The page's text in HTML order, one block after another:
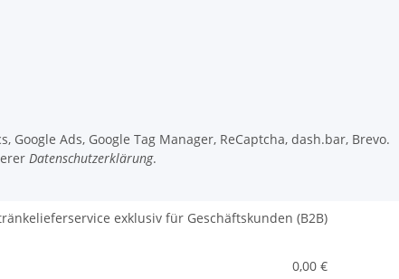
Ads, Google Tag Manager, ReCaptcha, dash.bar, Brevo.
Datenschutzerklärung.
exklusiv für Geschäftskunden (B2B)
0,00 €